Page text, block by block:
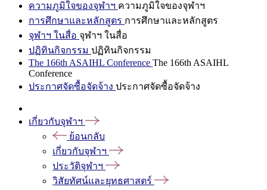
ความภูมิใจของจุฬาฯ ความภูมิใจของจุฬาฯ
การศึกษาและหลักสูตร การศึกษาและหลักสูตร
จุฬาฯ ในสื่อ จุฬาฯ ในสื่อ
ปฏิทินกิจกรรม ปฏิทินกิจกรรม
The 166th ASAIHL Conference The 166th ASAIHL
Conference
ประกาศจัดซื้อจัดจ้าง ประกาศจัดซื้อจัดจ้าง
เกี่ยวกับจุฬาฯ
ย้อนกลับ
เกี่ยวกับจุฬาฯ
ประวัติจุฬาฯ
วิสัยทัศน์และยุทธศาสตร์